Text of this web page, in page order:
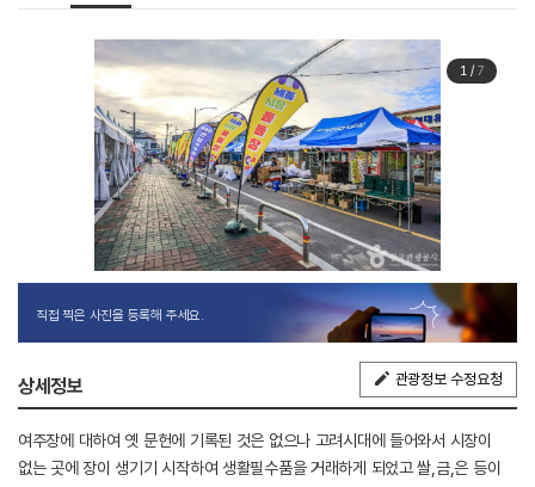
1/ 7
직접 찍은 사진을 등록해 주세요.
상세정보 관광정보 수정요청
여주장에 대하여 옛 문헌에 기록된 것은 없으나 고려시대에 들어와서 시장이
없는 곳에 장이 생기기 시작하여 생활필수품을 거래하게 되었고 쌀,금,은 등이